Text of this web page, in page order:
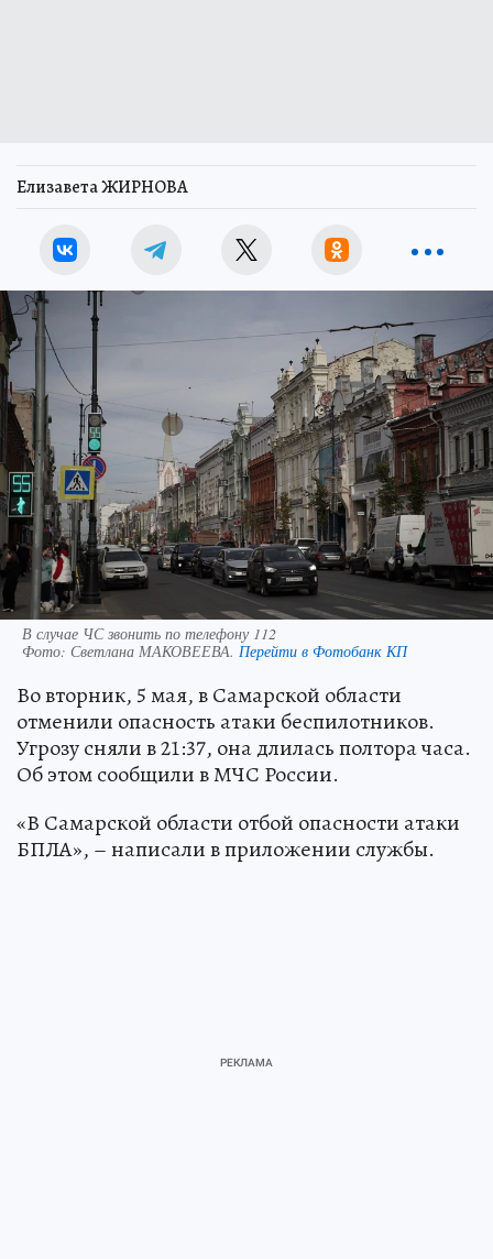
Елизавета ЖИРНОВА
В случае ЧС звонить по телефону 112
Фото: Светлана МАКОВЕЕВА. Перейти в Фотобанк КП
Во вторник, 5 мая, в Самарской области
отменили опасность атаки беспилотников.
Угрозу сняли в 21:37, она длилась полтора часа.
Об этом сообщили в МЧС России.
«В Самарской области отбой опасности атаки
БПЛА», – написали в приложении службы.